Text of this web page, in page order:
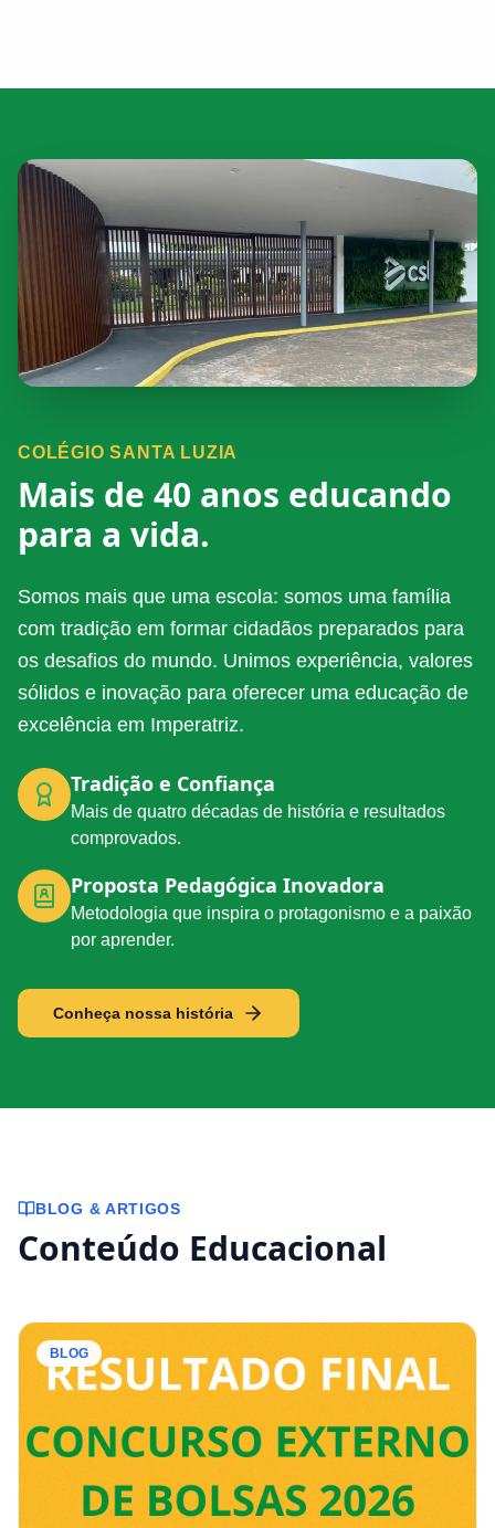
COLÉGIO SANTA LUZIA
Mais de 40 anos educando
para a vida.
Somos mais que uma escola: somos uma família
com tradição em formar cidadãos preparados para
os desafios do mundo. Unimos experiência, valores
sólidos e inovação para oferecer uma educação de
excelência em Imperatriz.
Tradição e Confiança
Mais de quatro décadas de história e resultados
comprovados.
Proposta Pedagógica Inovadora
Metodologia que inspira o protagonismo e a paixão
por aprender.
Conheça nossa história
BLOG & ARTIGOS
Conteúdo Educacional
BLOG